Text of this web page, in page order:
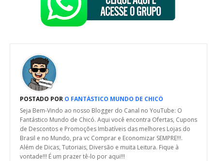
POSTADO POR O FANTÁSTICO MUNDO DE CHICÓ
Seja Bem-Vindo ao nosso Blogger do Canal no YouTube: O
Fantástico Mundo de Chicó. Aqui você encontra Ofertas, Cupons
de Descontos e Promoções Imbatíveis das melhores Lojas do
Brasil e no Mundo, pra vc Comprar e Economizar SEMPRE!!!.
Além de Dicas, Tutoriais, Diversão e muita Leitura. Fique à
vontade!!! É um prazer tê-lo por aqui!!!